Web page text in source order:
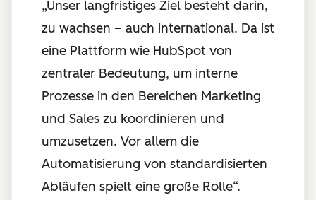
„Unser langfristiges Ziel besteht darin,
zu wachsen – auch international. Da ist
eine Plattform wie HubSpot von
zentraler Bedeutung, um interne
Prozesse in den Bereichen Marketing
und Sales zu koordinieren und
umzusetzen. Vor allem die
Automatisierung von standardisierten
Abläufen spielt eine große Rolle“.